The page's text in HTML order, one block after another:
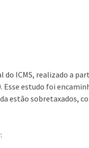
do ICMS, realizado a
Esse estudo foi
estão sobretaxados,